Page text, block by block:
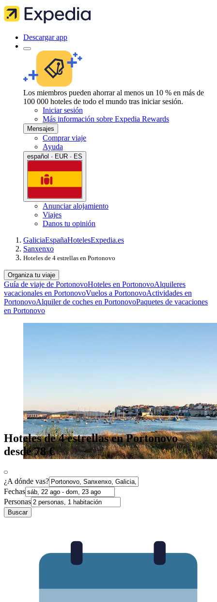
Descargar app
Los miembros pueden ahorrar al menos un 10 % en más de
100 000 hoteles de todo el mundo tras iniciar sesión.
Iniciar sesión
Más información sobre Expedia Rewards
Mensajes
Comprar viaje
Ayuda
español · EUR · ES
Anunciar alojamiento
Viajes
Danos tu opinión
GaliciaEspañaHotelesExpedia.es
Sanxenxo
Hoteles de 4 estrellas en Portonovo
Organiza tu viaje
Guía de viaje de PortonovoHoteles en PortonovoAlquileres
vacacionales en PortonovoVuelos a PortonovoActividades en
PortonovoAlquiler de coches en PortonovoPaquetes de vacaciones
en Portonovo
Hoteles de 4 estrellas en Portonovo
desde 78 €
¿A dónde vas?
Fechas
Personas
Buscar